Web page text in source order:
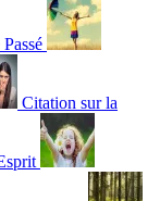
Citation sur la